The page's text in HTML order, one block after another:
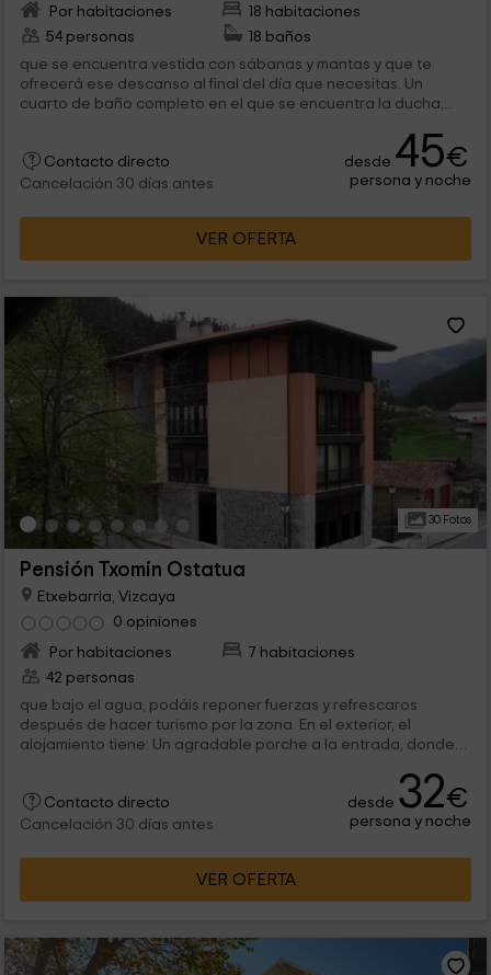
Por habitaciones
18 habitaciones
54 personas
18 baños
que se encuentra vestida con sábanas y mantas y que te
ofrecerá ese descanso al final del día que necesitas. Un
cuarto de baño completo en el que se encuentra la ducha,...
Contacto directo
Cancelación 30 días antes
desde 45€
persona y noche
VER OFERTA
30 Fotos
Pensión Txomin Ostatua
Etxebarria, Vizcaya
0 opiniones
Por habitaciones
7 habitaciones
42 personas
que bajo el agua, podáis reponer fuerzas y refrescaros
después de hacer turismo por la zona. En el exterior, el
alojamiento tiene: Un agradable porche a la entrada, donde
Contacto directo
Cancelación 30 días antes
desde 32€
persona y noche
VER OFERTA